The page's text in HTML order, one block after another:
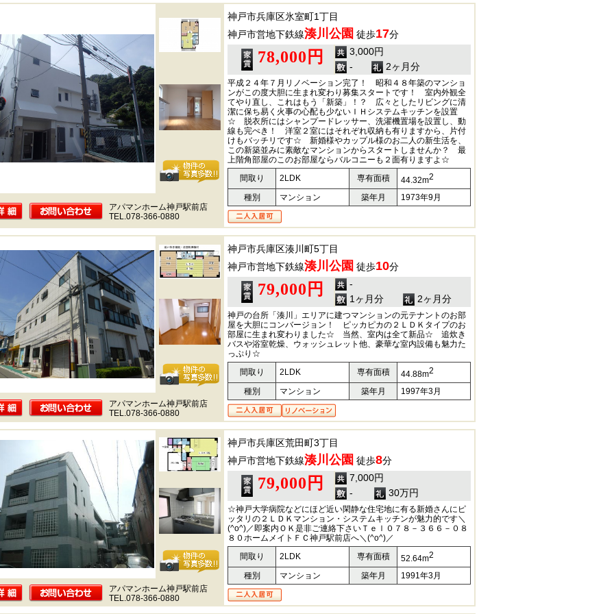
神戸市兵庫区氷室町1丁目
神戸市営地下鉄線湊川公園 徒歩17分
78,000円
3,000円
-
2ヶ月分
平成２４年７月リノベーション完了！ 昭和４８年築のマンショ
ンがこの度大胆に生まれ変わり募集スタートです！ 室内外観全
てやり直し、これはもう「新築」！？ 広々としたリビングに清
潔に保ち易く火事の心配も少ないＩＨシステムキッチンを設置
☆ 脱衣所にはシャンプードレッサー、洗濯機置場を設置し、動
線も完ぺき！ 洋室２室にはそれぞれ収納も有りますから、片付
けもバッチリです☆ 新婚様やカップル様のお二人の新生活を、
この新築並みに素敵なマンションからスタートしませんか？ 最
上階角部屋のこのお部屋ならバルコニーも２面有りますよ☆
間取り
2LDK 専有面積 44.32m2
種別 マンション 築年月
1973年9月
アパマンホーム神戸駅前店
TEL.078-366-0880
神戸市兵庫区湊川町5丁目
神戸市営地下鉄線湊川公園 徒歩10分
79,000円
-
1ヶ月分
2ヶ月分
神戸の台所「湊川」エリアに建つマンションの元テナントのお部
屋を大胆にコンバージョン！ ピッカピカの２ＬＤＫタイプのお
部屋に生まれ変わりました☆ 当然、室内は全て新品☆ 追炊き
バスや浴室乾燥、ウォッシュレット他、豪華な室内設備も魅力た
っぷり☆
間取り
2LDK 専有面積 44.88m2
種別 マンション 築年月
1997年3月
アパマンホーム神戸駅前店
TEL.078-366-0880
神戸市兵庫区荒田町3丁目
神戸市営地下鉄線湊川公園 徒歩8分
79,000円
7,000円
-
30万円
☆神戸大学病院などにほど近い閑静な住宅地に有る新婚さんにピ
ッタリの２ＬＤＫマンション・システムキッチンが魅力的です＼
(^o^)／即案内ＯＫ是非ご連絡下さいＴｅｌ０７８－３６６－０８
８０ホームメイトＦＣ神戸駅前店へ＼(^o^)／
間取り
2LDK 専有面積 52.64m2
種別 マンション 築年月
1991年3月
アパマンホーム神戸駅前店
TEL.078-366-0880